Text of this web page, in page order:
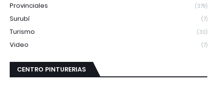
Provinciales (379)
Surubí (7)
Turismo (30)
Video (7)
CENTRO PINTURERIAS